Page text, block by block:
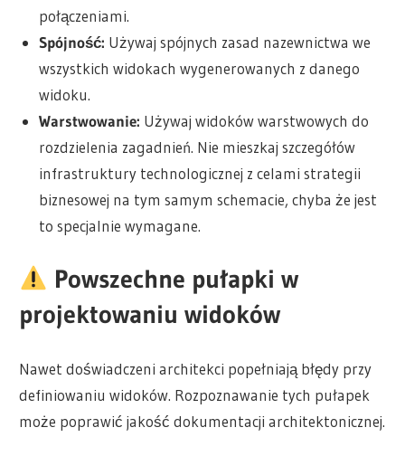
połączeniami.
Spójność: Używaj spójnych zasad nazewnictwa we
wszystkich widokach wygenerowanych z danego
widoku.
Warstwowanie: Używaj widoków warstwowych do
rozdzielenia zagadnień. Nie mieszkaj szczegółów
infrastruktury technologicznej z celami strategii
biznesowej na tym samym schemacie, chyba że jest
to specjalnie wymagane.
Powszechne pułapki w
projektowaniu widoków
Nawet doświadczeni architekci popełniają błędy przy
definiowaniu widoków. Rozpoznawanie tych pułapek
może poprawić jakość dokumentacji architektonicznej.